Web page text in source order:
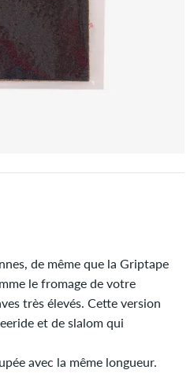
de même que la Griptape
le fromage de votre
très élevés. Cette version
et de slalom qui
avec la même longueur.